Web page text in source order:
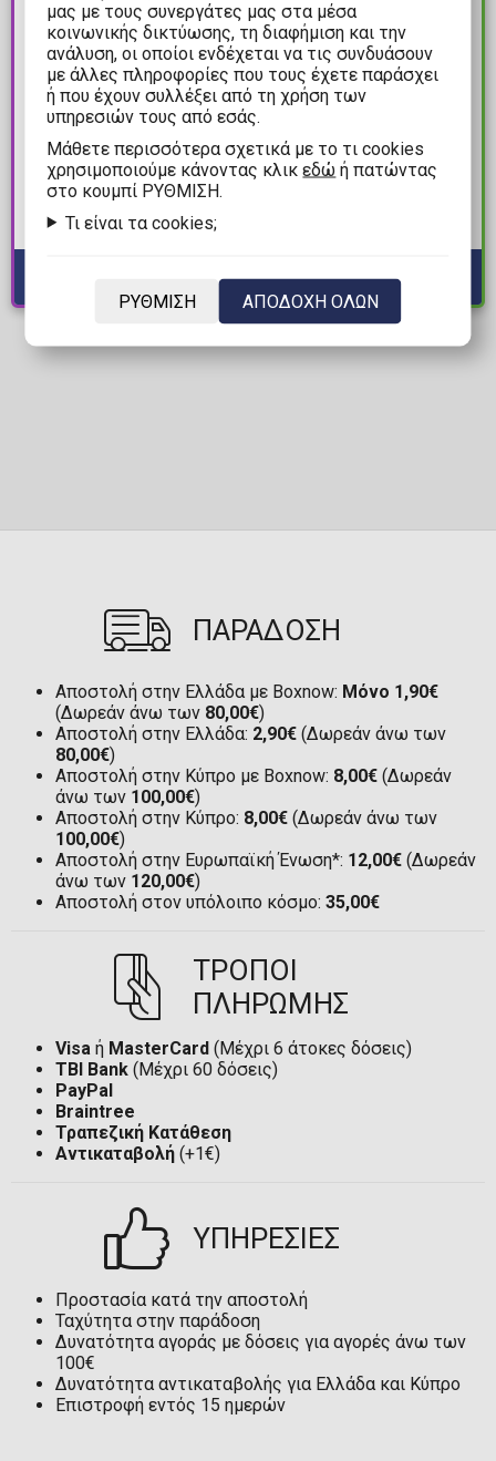
54,99€
Garfield - Garfello and
Sidekick Odie 2-Pack
Φιγούρες Δράσης
Διαθέσιμα: Προπαραγγελία
64,99€
Marvel Rivals - The Hulk
by Todd McFarlane 1/6
ΠΑΡΑΔΟΣΗ
Αποστολή στην Ελλάδα με Boxnow: Μόνο 1,90€
(Δωρεάν άνω των 80,00€)
Αποστολή στην Ελλάδα: 2,90€ (Δωρεάν άνω των
80,00€)
Αποστολή στην Κύπρο με Boxnow: 8,00€ (Δωρεάν
άνω των 100,00€)
Αποστολή στην Κύπρο: 8,00€ (Δωρεάν άνω των
100,00€)
Αποστολή στην Ευρωπαϊκή Ένωση*: 12,00€ (Δωρεάν
άνω των 120,00€)
Αποστολή στον υπόλοιπο κόσμο: 35,00€
ΤΡΟΠΟΙ
ΠΛΗΡΩΜΗΣ
Visa ή MasterCard (Μέχρι 6 άτοκες δόσεις)
TBI Bank (Μέχρι 60 δόσεις)
PayPal
Braintree
Τραπεζική Κατάθεση
Αντικαταβολή (+1€)
ΥΠΗΡΕΣΙΕΣ
Προστασία κατά την αποστολή
Ταχύτητα στην παράδοση
Δυνατότητα αγοράς με δόσεις για αγορές άνω των
100€
Δυνατότητα αντικαταβολής για Ελλάδα και Κύπρο
Επιστροφή εντός 15 ημερών
μας με τους συνεργάτες μας στα μέσα
κοινωνικής δικτύωσης, τη διαφήμιση και την
ανάλυση, οι οποίοι ενδέχεται να τις συνδυάσουν
με άλλες πληροφορίες που τους έχετε παράσχει
ή που έχουν συλλέξει από τη χρήση των
υπηρεσιών τους από εσάς.
Mάθετε περισσότερα σχετικά με το τι cookies
χρησιμοποιούμε κάνοντας κλικεδώ ή πατώντας
στο κουμπί ΡΥΘΜΙΣΗ.
Τι είναι τα cookies;
ΡΥΘΜΙΣΗ ΑΠΟΔΟΧΗ ΟΛΩΝ